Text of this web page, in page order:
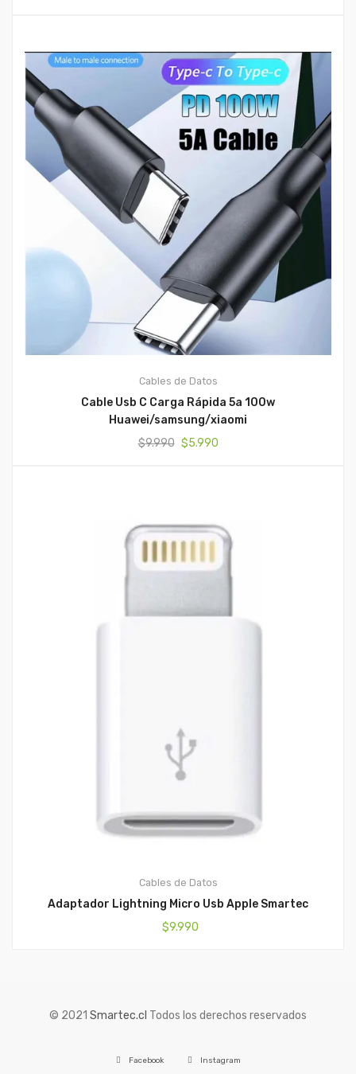
Cables de Datos
Cable Usb C Carga Rápida 5a 100w
Huawei/samsung/xiaomi
$9.990 El
$9.990.
$5.990El
$5.990.
Cables de Datos
Adaptador Lightning Micro Usb Apple Smartec
$9.990
© 2021 Smartec.cl Todos los derechos reservados
Facebook Instagram